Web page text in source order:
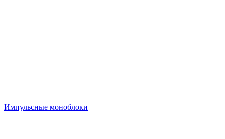
Импульсные моноблоки